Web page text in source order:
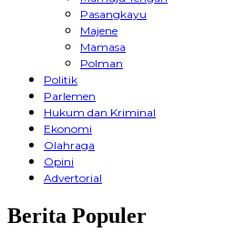
Pasangkayu
Majene
Mamasa
Polman
Politik
Parlemen
Hukum dan Kriminal
Ekonomi
Olahraga
Opini
Advertorial
Berita Populer